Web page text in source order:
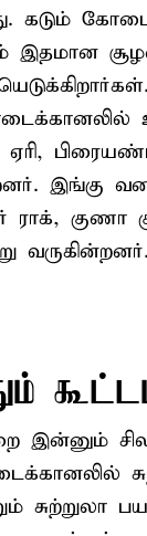
கடும்
இதமான
இங்கு
ராக், குணா
வருகின்றனர்.
இன்னும்
சுற்றுலா